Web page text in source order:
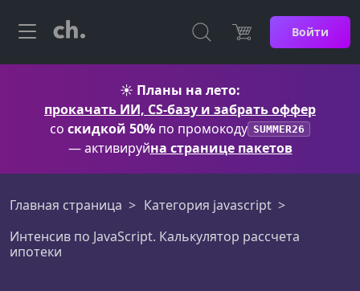
Войти
☀️ Планы на лето:
прокачать ИИ, CS-базу и забрать оффер
со скидкой 50% по промокоду SUMMER26
— активируйна странице пакетов
Главная страница
Категория javascript
Интенсив по JavaScript. Калькулятор рассчета
ипотеки